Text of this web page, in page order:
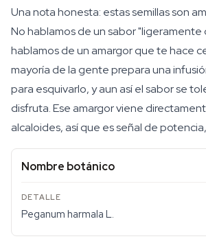
Una nota honesta: estas semillas son
No hablamos de un sabor
hablamos de un amargor que te hace
mayoría de la gente prepara una
para esquivarlo, y aun así el sabor se
disfruta. Ese amargor viene
alcaloides, así que es señal de
Nombre botánico
Peganum harmala L.